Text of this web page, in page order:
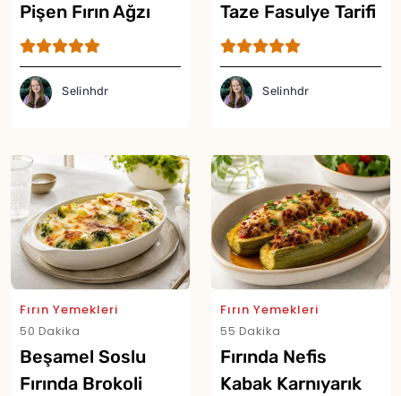
Pişen Fırın Ağzı
Tarifi
Selinhdr
Taze Fasulye Tarifi
Selinhdr
Fırın Yemekleri
50 Dakika
Beşamel Soslu
Fırında Brokoli
Fırın Yemekleri
55 Dakika
Fırında Nefis
Kabak Karnıyarık